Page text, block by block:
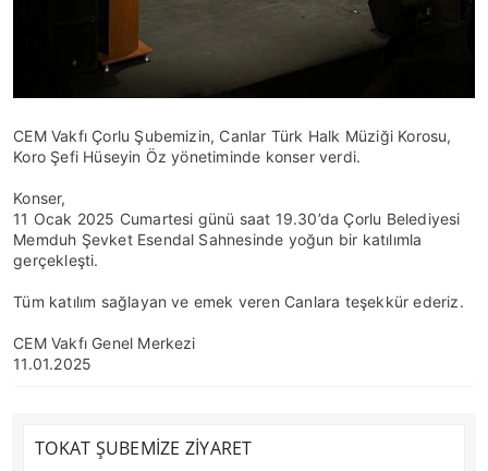
CEM Vakfı Çorlu Şubemizin, Canlar Türk Halk Müziği Korosu,
Koro Şefi Hüseyin Öz yönetiminde konser verdi.
Konser,
11 Ocak 2025 Cumartesi günü saat 19.30’da Çorlu Belediyesi
Memduh Şevket Esendal Sahnesinde yoğun bir katılımla
gerçekleşti.
Tüm katılım sağlayan ve emek veren Canlara teşekkür ederiz.
CEM Vakfı Genel Merkezi
11.01.2025
TOKAT ŞUBEMİZE ZİYARET